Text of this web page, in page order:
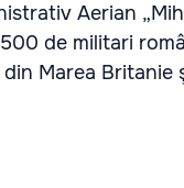
Aerian
de militari
Marea